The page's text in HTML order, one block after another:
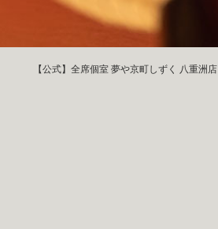
【公式】全席個室 夢や京町しずく 八重洲店